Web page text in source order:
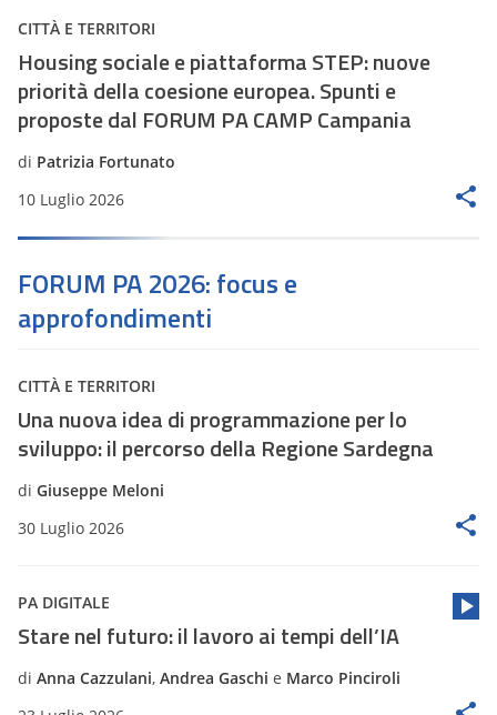
CITTÀ E TERRITORI
Housing sociale e piattaforma STEP: nuove
priorità della coesione europea. Spunti e
proposte dal FORUM PA CAMP Campania
di Patrizia Fortunato
10 Luglio 2026
FORUM PA 2026: focus e
approfondimenti
CITTÀ E TERRITORI
Una nuova idea di programmazione per lo
sviluppo: il percorso della Regione Sardegna
di Giuseppe Meloni
30 Luglio 2026
PA DIGITALE
Stare nel futuro: il lavoro ai tempi dell’IA
di Anna Cazzulani, Andrea Gaschi e Marco Pinciroli